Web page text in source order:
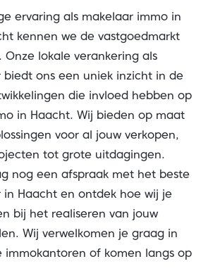
ervaring als makelaar immo in
kennen we de vastgoedmarkt
Onze lokale verankering als
biedt ons een uniek inzicht in de
die invloed hebben op
in Haacht. Wij bieden op maat
voor al jouw verkopen,
tot grote uitdagingen.
nog een afspraak met het beste
in Haacht en ontdek hoe wij je
bij het realiseren van jouw
Wij verwelkomen je graag in
immokantoren of komen langs op